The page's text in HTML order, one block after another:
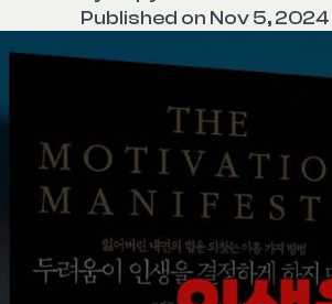
Published on Nov 5, 2024